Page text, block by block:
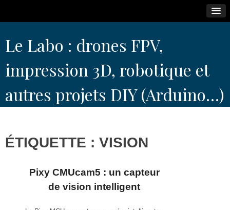
to
content
Le Labo : drones FPV,
impression 3D, robotique et
autres projets DIY (Arduino…)
ÉTIQUETTE : VISION
Pixy CMUcam5 : un capteur
de vision intelligent